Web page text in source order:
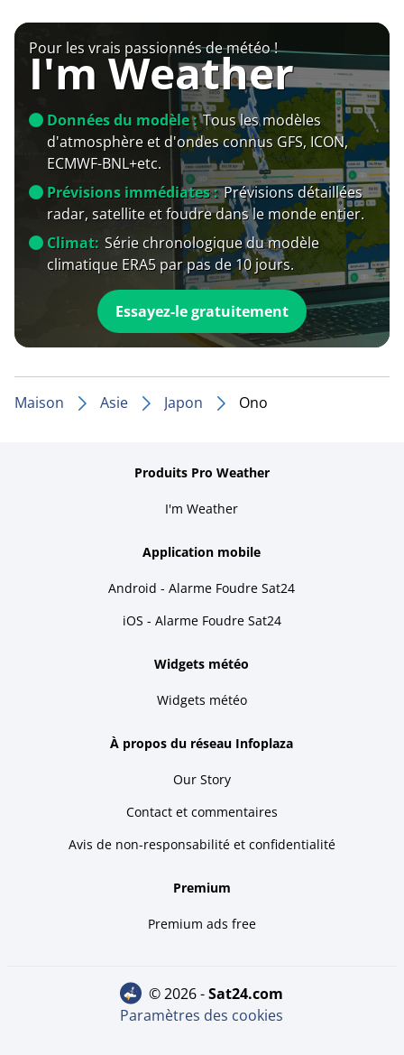
Pour les vrais passionnés de météo !
I'm Weather
Données du modèle : Tous les modèles
d'atmosphère et d'ondes connus GFS, ICON,
ECMWF-BNL+etc.
Prévisions immédiates : Prévisions détaillées
radar, satellite et foudre dans le monde entier.
Climat: Série chronologique du modèle
climatique ERA5 par pas de 10 jours.
Essayez-le gratuitement
Maison Asie Japon Ono
Produits Pro Weather
I'm Weather
Application mobile
Android - Alarme Foudre Sat24
iOS - Alarme Foudre Sat24
Widgets météo
Widgets météo
À propos du réseau Infoplaza
Our Story
Contact et commentaires
Avis de non-responsabilité et confidentialité
Premium
Premium ads free
© 2026 - sat24.com
Paramètres des cookies